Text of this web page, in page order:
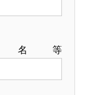
等